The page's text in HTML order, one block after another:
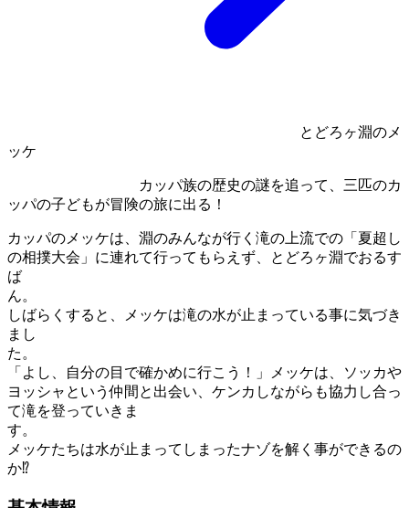
とどろヶ淵のメ
ッケ
カッパ族の歴史の謎を追って、三匹のカ
ッパの子どもが冒険の旅に出る！
カッパのメッケは、淵のみんなが行く滝の上流での「夏超し
の相撲大会」に連れて行ってもらえず、とどろヶ淵でおるす
ば
ん
しばらくすると、メッケは滝の水が止まっている事に気づき
まし
た
「よし、自分の目で確かめに行こう！」メッケは、ソッカや
ヨッシャという仲間と出会い、ケンカしながらも協力し合っ
て滝を登っていきま
メッケたちは水が止まってしまったナゾを解く事ができるの
か⁉